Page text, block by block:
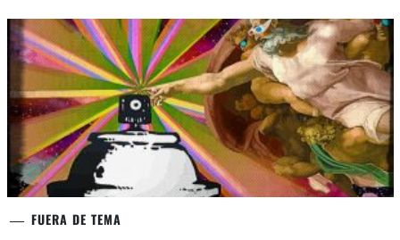
FUERA DE TEMA